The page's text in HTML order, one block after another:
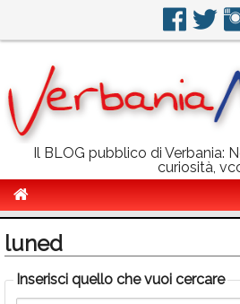
Il BLOG pubblico di Verbania:
curiosità,
Politica
Sport
luned
Inserisci quello che vuoi cercare